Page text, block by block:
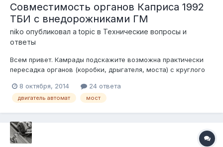
Совместимость органов Каприса 1992
ТБИ с внедорожниками ГМ
niko опубликовал a topic в Технические вопросы и
ответы
Всем привет. Камрады подскажите возможна практически
пересадка органов (коробки, дрыгателя, моста) с круглого
и генераций. А также в ВЭНы?
8 октября, 2014 24 ответа
двигатель автомат мост